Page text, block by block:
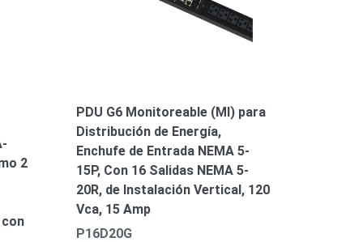
2
PDU G6 Monitoreable (MI) para
Distribución de Energía,
Enchufe de Entrada NEMA 5-
15P, Con 16 Salidas NEMA 5-
20R, de Instalación Vertical, 120
Vca, 15 Amp
P16D20G